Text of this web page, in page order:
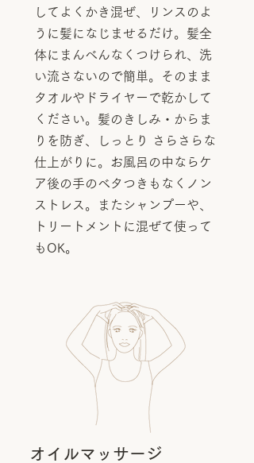
してよくかき混ぜ、リンスのよ
うに髪になじませるだけ。髪全
体にまんべんなくつけられ、洗
い流さないので簡単。そのまま
タオルやドライヤーで乾かして
ください。髪のきしみ・からま
りを防ぎ、しっとり さらさらな
仕上がりに。お風呂の中ならケ
ア後の手のベタつきもなくノン
ストレス。またシャンプーや、
トリートメントに混ぜて使って
もOK。
オイルマッサージ